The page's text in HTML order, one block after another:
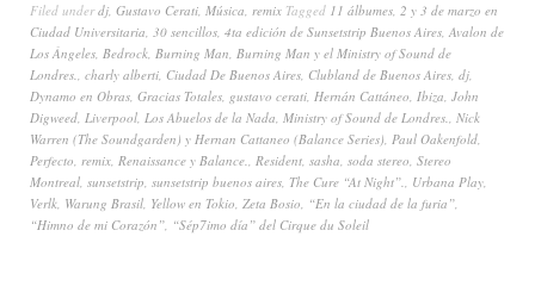
Filed underdj, Gustavo Cerati, Música, remix Tagged 11 álbumes, 2 y 3 de marzo en
Ciudad Universitaria, 30 sencillos, 4ta edición de Sunsetstrip Buenos Aires, Avalon de
Los Ángeles, Bedrock, Burning Man, Burning Man y el Ministry of Sound de
Londres., charly alberti, Ciudad De Buenos Aires, Clubland de Buenos Aires, dj,
Dynamo en Obras, Gracias Totales, gustavo cerati, Hernán Cattáneo, Ibiza, John
Digweed, Liverpool, Los Abuelos de la Nada, Ministry of Sound de Londres., Nick
Warren (The Soundgarden) y Hernan Cattaneo (Balance Series), Paul Oakenfold,
Perfecto, remix, Renaissance y Balance., Resident, sasha, soda stereo, Stereo
Montreal, sunsetstrip, sunsetstrip buenos aires, The Cure “At Night”., Urbana Play,
Verlk, Warung Brasil, Yellow en Tokio, Zeta Bosio, “En la ciudad de la furia”,
“Himno de mi Corazón”, “Sép7imo día” del Cirque du Soleil